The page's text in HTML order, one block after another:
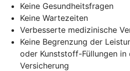
Keine Gesundheitsfragen
Keine Wartezeiten
Verbesserte medizinische
Keine Begrenzung der
oder Kunststoff-Füllungen
Versicherung